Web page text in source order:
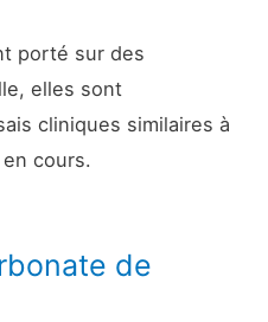
porté sur des
elles sont
cliniques similaires à
cours.
de